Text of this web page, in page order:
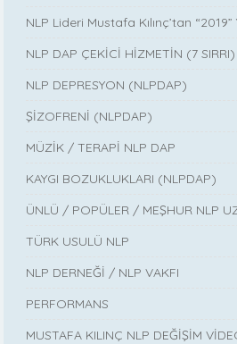
NLP Lideri Mustafa Kılınç’tan “2019”
NLP DAP ÇEKİCİ HİZMETİN (7 SIRRI)
NLP DEPRESYON (NLPDAP)
ŞİZOFRENİ (NLPDAP)
MÜZİK / TERAPİ NLP DAP
KAYGI BOZUKLUKLARI (NLPDAP)
ÜNLÜ / POPÜLER / MEŞHUR NLP
TÜRK USULÜ NLP
NLP DERNEĞİ / NLP VAKFI
PERFORMANS
MUSTAFA KILINÇ NLP DEĞİŞİM